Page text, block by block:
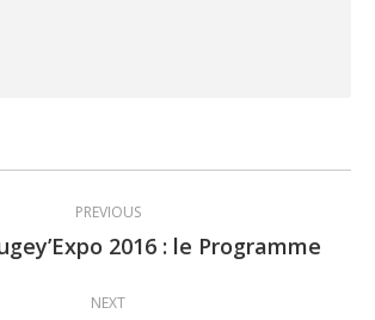
PREVIOUS
Previous
2016 : le Programme
NEXT